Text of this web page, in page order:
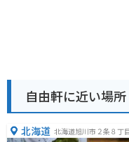
自由軒に近い場所
北海道 北海道旭川市２条８丁